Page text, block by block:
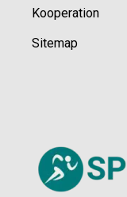
Kooperation
Sitemap